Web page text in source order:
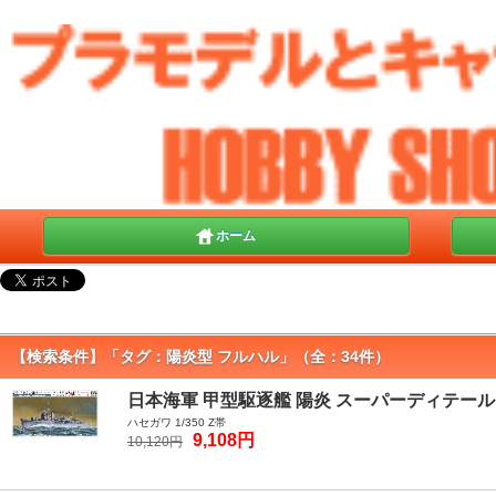
ホーム
【検索条件】「タグ：陽炎型 フルハル」（全：34件）
日本海軍 甲型駆逐艦 陽炎 スーパーディテール
ハセガワ 1/350 Z帯
10,120円 9,108円